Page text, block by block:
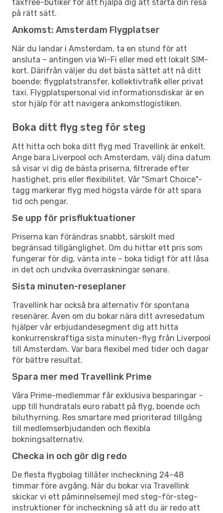
taxfree-butiker för att hjälpa dig att starta din resa
på rätt sätt.
Ankomst: Amsterdam Flygplatser
När du landar i Amsterdam, ta en stund för att
ansluta – antingen via Wi-Fi eller med ett lokalt SIM-
kort. Därifrån väljer du det bästa sättet att nå ditt
boende: flygplatstransfer, kollektivtrafik eller privat
taxi. Flygplatspersonal vid informationsdiskar är en
stor hjälp för att navigera ankomstlogistiken.
Boka ditt flyg steg för steg
Att hitta och boka ditt flyg med Travellink är enkelt.
Ange bara Liverpool och Amsterdam, välj dina datum
så visar vi dig de bästa priserna, filtrerade efter
hastighet, pris eller flexibilitet. Vår "Smart Choice"-
tagg markerar flyg med högsta värde för att spara
tid och pengar.
Se upp för prisfluktuationer
Priserna kan förändras snabbt, särskilt med
begränsad tillgänglighet. Om du hittar ett pris som
fungerar för dig, vänta inte – boka tidigt för att låsa
in det och undvika överraskningar senare.
Sista minuten-reseplaner
Travellink har också bra alternativ för spontana
resenärer. Även om du bokar nära ditt avresedatum
hjälper vår erbjudandesegment dig att hitta
konkurrenskraftiga sista minuten-flyg från Liverpool
till Amsterdam. Var bara flexibel med tider och dagar
för bättre resultat.
Spara mer med Travellink Prime
Våra Prime-medlemmar får exklusiva besparingar –
upp till hundratals euro rabatt på flyg, boende och
biluthyrning. Res smartare med prioriterad tillgång
till medlemserbjudanden och flexibla
bokningsalternativ.
Checka in och gör dig redo
De flesta flygbolag tillåter incheckning 24–48
timmar före avgång. När du bokar via Travellink
skickar vi ett påminnelsemejl med steg-för-steg-
instruktioner för incheckning så att du är redo att